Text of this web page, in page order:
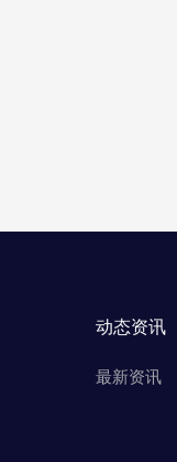
动态资讯
最新资讯